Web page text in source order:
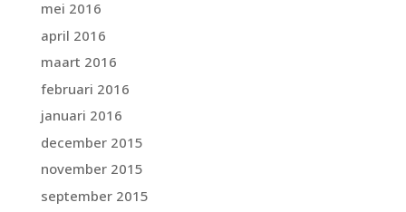
mei 2016
april 2016
maart 2016
februari 2016
januari 2016
december 2015
november 2015
september 2015